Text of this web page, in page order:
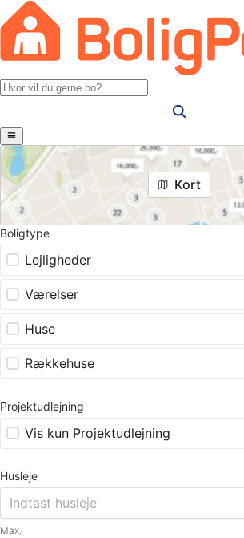
Kort
Boligtype
Lejligheder
Værelser
Huse
Rækkehuse
Projektudlejning
Vis kun Projektudlejning
Husleje
Max.